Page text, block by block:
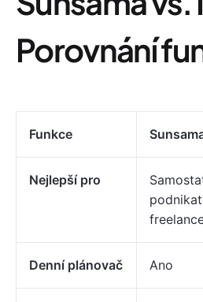
Porovnání
Funkce
Nejlepší pro
Denní plánovač Ano